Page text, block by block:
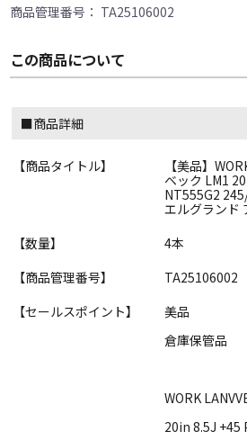
商品管理番号： TA25106002
この商品について
■商品詳細
【商品タイトル】
【美品】
ベック LM1
NT555G2
エルグランド
【数量】
4本
【商品管理番号】
TA25106002
【セールスポイント】
美品
倉庫保管品
WORK
20in 8.5J +45